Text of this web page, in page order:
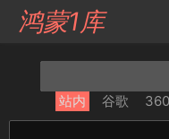
鸿蒙1库
站内 谷歌 360